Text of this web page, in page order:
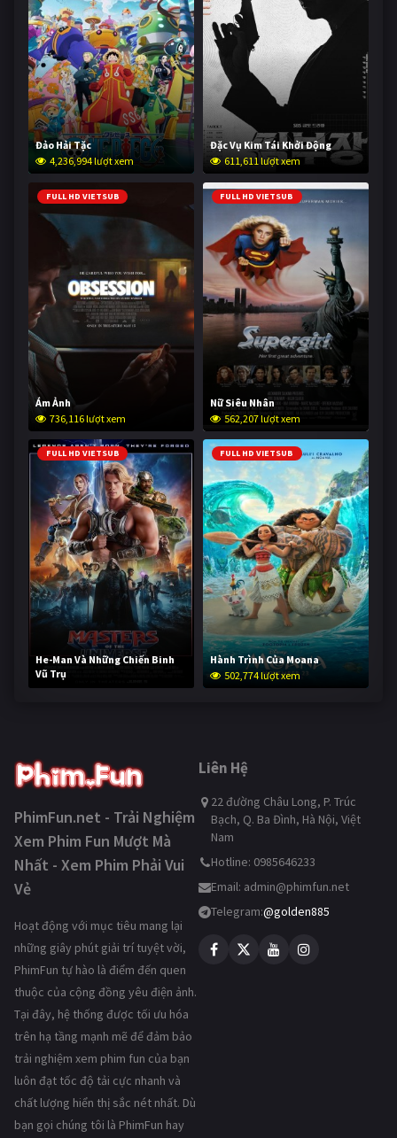
Đảo Hải Tặc
4,236,994 lượt xem
Đặc Vụ Kim Tái Khởi Động
611,611 lượt xem
FULL HD VIETSUB
Ám Ảnh
736,116 lượt xem
FULL HD VIETSUB
Nữ Siêu Nhân
562,207 lượt xem
FULL HD VIETSUB
He-Man Và Những Chiến Binh
Vũ Trụ
252,694 lượt xem
FULL HD VIETSUB
Hành Trình Của Moana
502,774 lượt xem
PhimFun.net - Trải Nghiệm
Xem Phim Fun Mượt Mà
Nhất - Xem Phim Phải Vui
Vẻ
Hoạt động với mục tiêu mang lại
những giây phút giải trí tuyệt vời,
PhimFun tự hào là điểm đến quen
thuộc của cộng đồng yêu điện ảnh.
Tại đây, hệ thống được tối ưu hóa
trên hạ tầng mạnh mẽ để đảm bảo
trải nghiệm xem phim fun của bạn
luôn đạt tốc độ tải cực nhanh và
chất lượng hiển thị sắc nét nhất. Dù
bạn gọi chúng tôi là PhimFun hay
Liên Hệ
22 đường Châu Long, P. Trúc
Bạch, Q. Ba Đình, Hà Nội, Việt
Nam
Hotline: 0985646233
Email: admin@phimfun.net
Telegram:@golden885